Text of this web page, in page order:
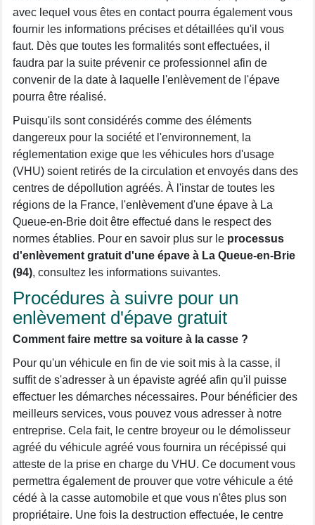
avec lequel vous êtes en contact pourra également vous
fournir les informations précises et détaillées qu'il vous
faut. Dès que toutes les formalités sont effectuées, il
faudra par la suite prévenir ce professionnel afin de
convenir de la date à laquelle l'enlèvement de l'épave
pourra être réalisé.
Puisqu'ils sont considérés comme des éléments
dangereux pour la société et l'environnement, la
réglementation exige que les véhicules hors d'usage
(VHU) soient retirés de la circulation et envoyés dans des
centres de dépollution agréés. À l'instar de toutes les
régions de la France, l'enlèvement d'une épave à La
Queue-en-Brie doit être effectué dans le respect des
normes établies. Pour en savoir plus sur le processus
d'enlèvement gratuit d'une épave à La Queue-en-Brie
(94), consultez les informations suivantes.
Procédures à suivre pour un
enlèvement d'épave gratuit
Comment faire mettre sa voiture à la casse ?
Pour qu'un véhicule en fin de vie soit mis à la casse, il
suffit de s'adresser à un épaviste agréé afin qu'il puisse
effectuer les démarches nécessaires. Pour bénéficier des
meilleurs services, vous pouvez vous adresser à notre
entreprise. Cela fait, le centre broyeur ou le démolisseur
agréé du véhicule agréé vous fournira un récépissé qui
atteste de la prise en charge du VHU. Ce document vous
permettra également de prouver que votre véhicule a été
cédé à la casse automobile et que vous n'êtes plus son
propriétaire. Une fois la destruction effectuée, le centre